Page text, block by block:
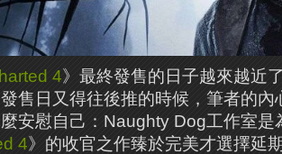
4》最終發售的日子越來越近
售日又得往後推的時候，筆者的內
安慰自己：Naughty Dog工作室是
4》的收官之作臻於完美才選擇延